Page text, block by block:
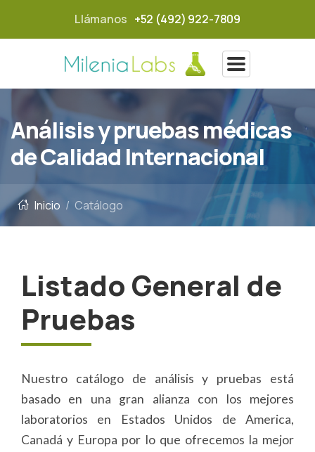
Llámanos +52 (492) 922-7809
Análisis y pruebas médicas
de Calidad Internacional
Inicio Catálogo
Listado General de
Pruebas
Nuestro catálogo de análisis y pruebas está
basado en una gran alianza con los mejores
laboratorios en Estados Unidos de America,
Canadá y Europa por lo que ofrecemos la mejor